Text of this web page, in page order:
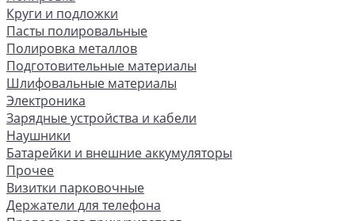
Круги и подложки
Пасты полировальные
Полировка металлов
Подготовительные материалы
Шлифовальные материалы
Электроника
Зарядные устройства и кабели
Наушники
Батарейки и внешние аккумуляторы
Прочее
Визитки парковочные
Держатели для телефона